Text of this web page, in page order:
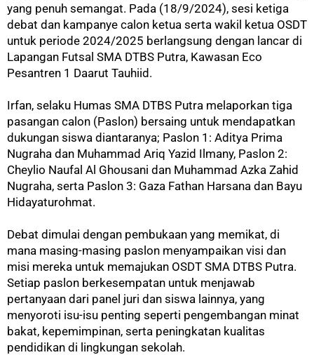
yang penuh semangat. Pada (18/9/2024), sesi ketiga
debat dan kampanye calon ketua serta wakil ketua OSDT
untuk periode 2024/2025 berlangsung dengan lancar di
Lapangan Futsal SMA DTBS Putra, Kawasan Eco
Pesantren 1 Daarut Tauhiid.
Irfan, selaku Humas SMA DTBS Putra melaporkan tiga
pasangan calon (Paslon) bersaing untuk mendapatkan
dukungan siswa diantaranya; Paslon 1: Aditya Prima
Nugraha dan Muhammad Ariq Yazid Ilmany, Paslon 2:
Cheylio Naufal Al Ghousani dan Muhammad Azka Zahid
Nugraha, serta Paslon 3: Gaza Fathan Harsana dan Bayu
Hidayaturohmat.
Debat dimulai dengan pembukaan yang memikat, di
mana masing-masing paslon menyampaikan visi dan
misi mereka untuk memajukan OSDT SMA DTBS Putra.
Setiap paslon berkesempatan untuk menjawab
pertanyaan dari panel juri dan siswa lainnya, yang
menyoroti isu-isu penting seperti pengembangan minat
bakat, kepemimpinan, serta peningkatan kualitas
pendidikan di lingkungan sekolah.